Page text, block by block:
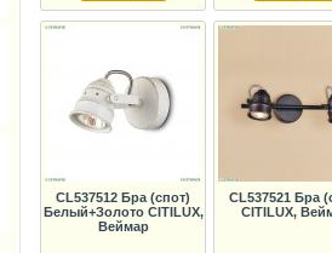
CL537512 Бра (спот)
Белый+Золото CITILUX,
Веймар
CL537521 Бра
CITILUX,